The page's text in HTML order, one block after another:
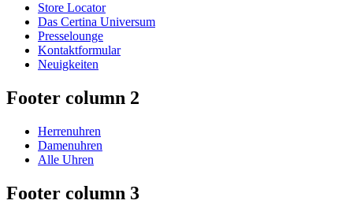
Store Locator
Das Certina Universum
Presselounge
Kontaktformular
Neuigkeiten
Footer column 2
Herrenuhren
Damenuhren
Alle Uhren
Footer column 3